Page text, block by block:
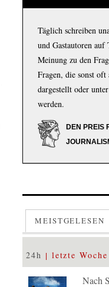
Täglich schreiben
und Gastautoren
Meinung zu den
Fragen, die sonst
dargestellt oder
werden.
DEN PREIS
MEISTGELESEN
24h letzte Woche
Nach